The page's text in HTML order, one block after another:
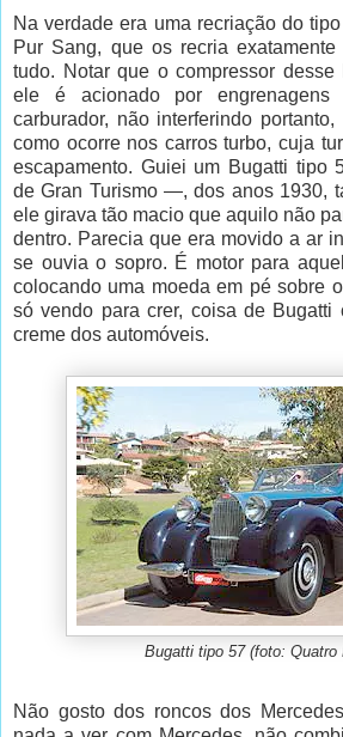
Na verdade era uma recriação do
Pur Sang, que os recria
tudo. Notar que o compressor
ele é acionado por
carburador, não interferindo
como ocorre nos carros turbo, cuja
escapamento. Guiei um Bugatti tipo
de Gran Turismo —, dos anos 1930,
ele girava tão macio que aquilo não
dentro. Parecia que era movido a ar
se ouvia o sopro. É motor para
colocando uma moeda em pé sobre
só vendo para crer, coisa de Bugatti
creme dos automóveis.
Bugatti tipo 57 (foto: Quatro
Não gosto dos roncos dos